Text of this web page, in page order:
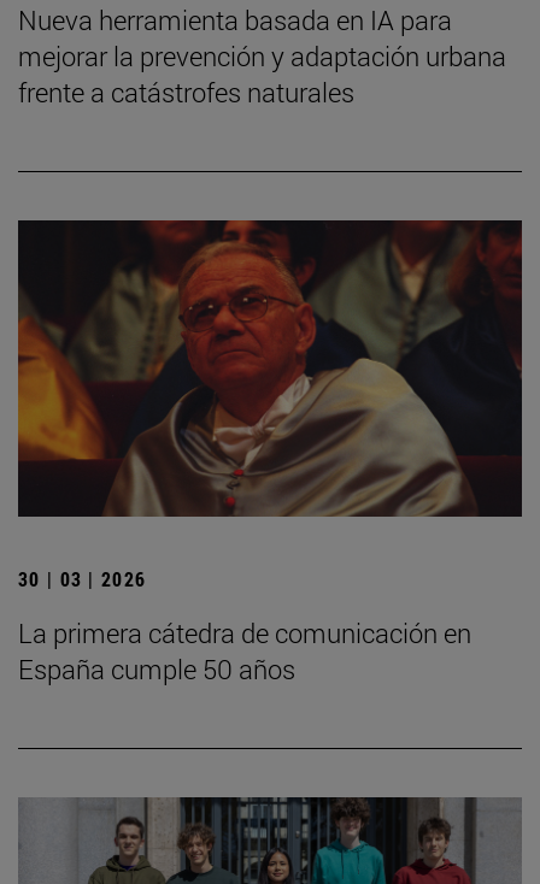
Nueva herramienta basada en IA para
mejorar la prevención y adaptación urbana
frente a catástrofes naturales
30 | 03 | 2026
La primera cátedra de comunicación en
España cumple 50 años